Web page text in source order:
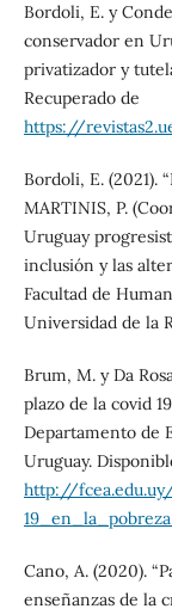
Bordoli, E. y
conservador en
privatizador y
Recuperado de
https://
Bordoli, E. (2021).
MARTINIS, P.
Uruguay
inclusión y las
Facultad de
Universidad de la
Brum, M. y Da
plazo de la covid
Departamento de
Uruguay.
http://
Cano, A. (2020).
enseñanzas de la